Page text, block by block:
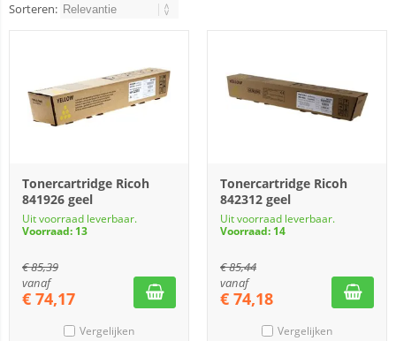
Sorteren:
Tonercartridge Ricoh
841926 geel
Uit voorraad leverbaar.
Voorraad: 13
€85,39
vanaf
€ 74,17
Vergelijken
Tonercartridge Ricoh
842312 geel
Uit voorraad leverbaar.
Voorraad: 14
€85,44
vanaf
€ 74,18
Vergelijken